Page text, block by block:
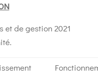
et de gestion 2021